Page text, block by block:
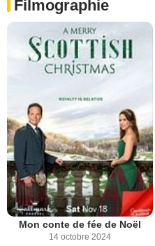
Filmographie
Mon conte de fée de Noël
14 octobre 2024